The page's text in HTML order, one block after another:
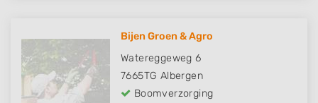
Bijen Groen & Agro
Watereggeweg 6
7665TG Albergen
Boomverzorging